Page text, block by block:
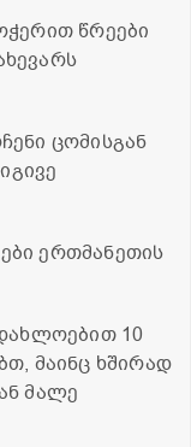
წრეები
ცომისგან
ერთმანეთის
10
მაინც ხშირად
მალე